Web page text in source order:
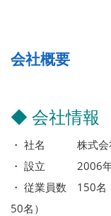
会社概要
◆ 会社情報
・ 社名 株式会社
・ 設立 2006年
・ 従業員数 150名
50名）